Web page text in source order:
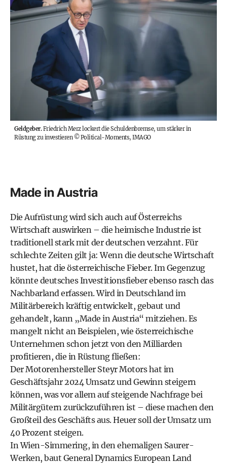
Geldgeber.Friedrich Merz lockert die Schuldenbremse, um stärker in
Rüstung zu investieren©Political-Moments, IMAGO
Made in Austria
Die Aufrüstung wird sich auch auf Österreichs
Wirtschaft auswirken – die heimische Industrie ist
traditionell stark mit der deutschen verzahnt. Für
schlechte Zeiten gilt ja: Wenn die deutsche Wirtschaft
hustet, hat die österreichische Fieber. Im Gegenzug
könnte deutsches Investitionsfieber ebenso rasch das
Nachbarland erfassen. Wird in Deutschland im
Militärbereich kräftig entwickelt, gebaut und
gehandelt, kann „Made in Austria“ mitziehen. Es
mangelt nicht an Beispielen, wie österreichische
Unternehmen schon jetzt von den Milliarden
profitieren, die in Rüstung fließen:
Der Motorenhersteller Steyr Motors hat im
Geschäftsjahr 2024 Umsatz und Gewinn steigern
können, was vor allem auf steigende Nachfrage bei
Militärgütern zurückzuführen ist – diese machen den
Großteil des Geschäfts aus. Heuer soll der Umsatz um
40 Prozent steigen.
In Wien-Simmering, in den ehemaligen Saurer-
Werken, baut General Dynamics European Land